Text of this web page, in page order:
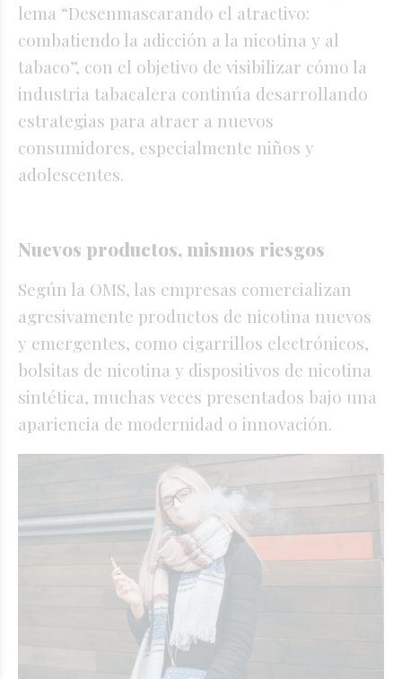
lema “Desenmascarando el atractivo:
combatiendo la adicción a la nicotina y al
tabaco”, con el objetivo de visibilizar cómo la
industria tabacalera continúa desarrollando
estrategias para atraer a nuevos
consumidores, especialmente niños y
adolescentes.
Nuevos productos, mismos riesgos
Según la OMS, las empresas comercializan
agresivamente productos de nicotina nuevos
y emergentes, como cigarrillos electrónicos,
bolsitas de nicotina y dispositivos de nicotina
sintética, muchas veces presentados bajo una
apariencia de modernidad o innovación.